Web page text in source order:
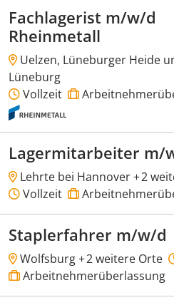
Fachlagerist m/w/d
Rheinmetall
Uelzen, Lüneburger Heide
Lüneburg
Vollzeit
Lagermitarbeiter m/
Lehrte bei Hannover +2
Vollzeit
Staplerfahrer m/w/d
Wolfsburg +2 weitere Orte
Arbeitnehmerüberlassung